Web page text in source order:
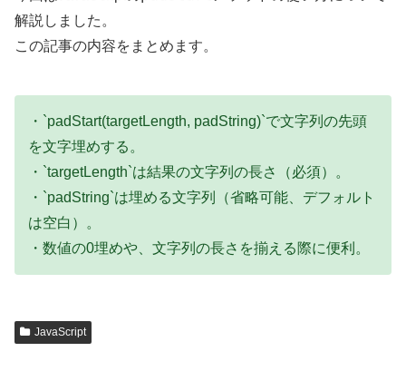
解説しました。
この記事の内容をまとめます。
・`padStart(targetLength, padString)`で文字列の先頭
を文字埋めする。
・`targetLength`は結果の文字列の長さ（必須）。
・`padString`は埋める文字列（省略可能、デフォルト
は空白）。
・数値の0埋めや、文字列の長さを揃える際に便利。
JavaScript